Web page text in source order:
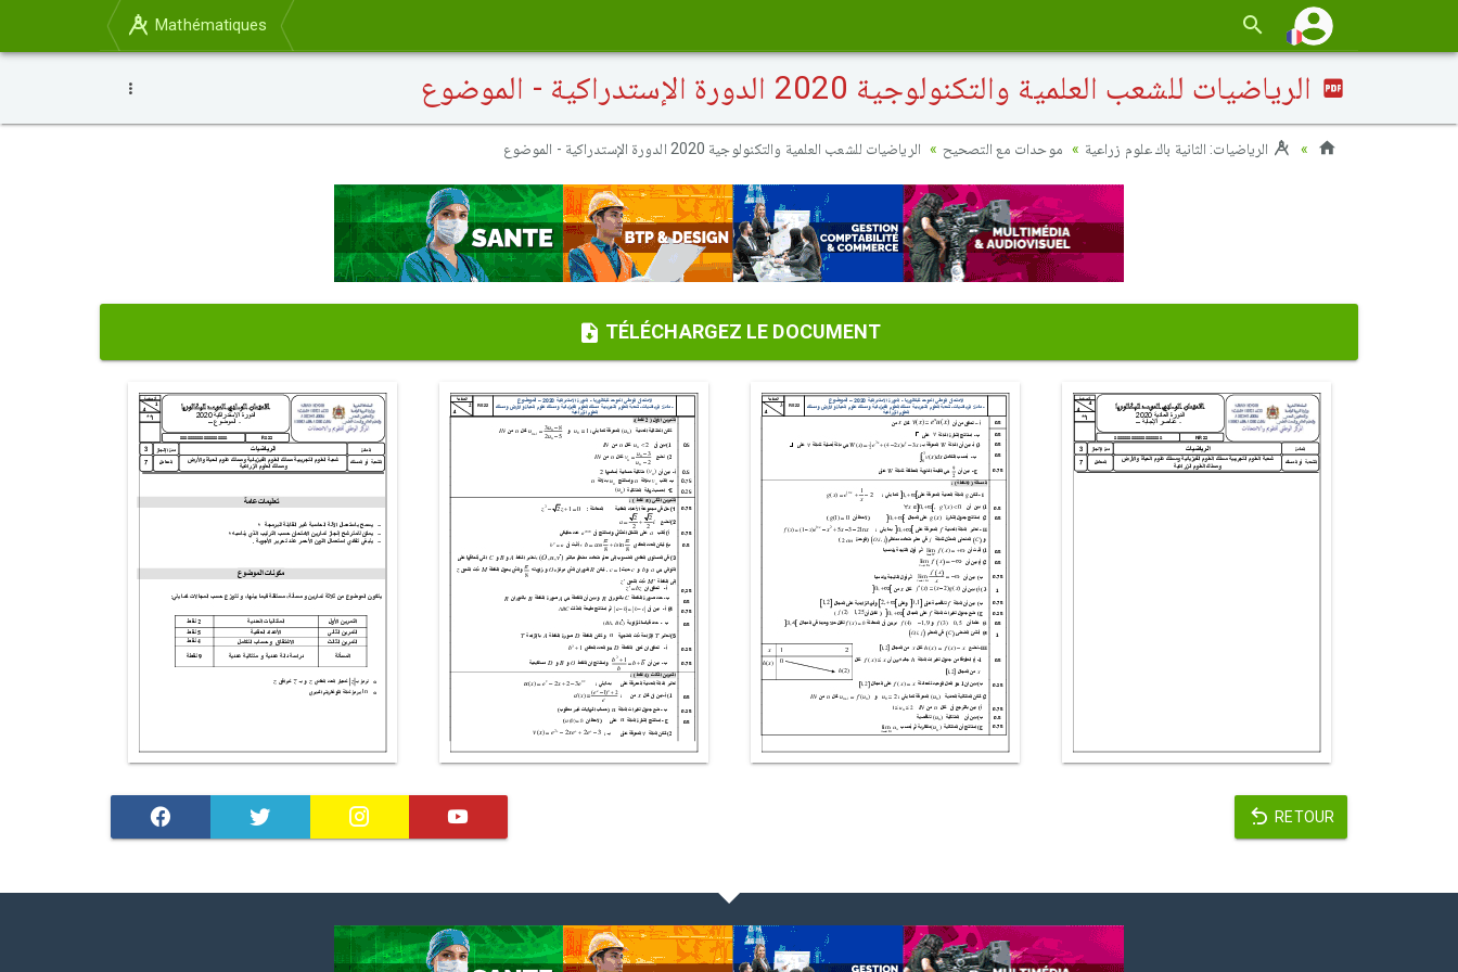
Mathématiques
الرياضيات للشعب العلمية والتكنولوجية 2020 الدورة الإستدراكية - الموضوع
الرياضيات: الثانية باك علوم زراعية موحدات مع التصحيح الرياضيات للشعب العلمية والتكنولوجية 2020 الدورة الإستدراكية - الموضوع
TÉLÉCHARGEZ LE DOCUMENT
RETOUR